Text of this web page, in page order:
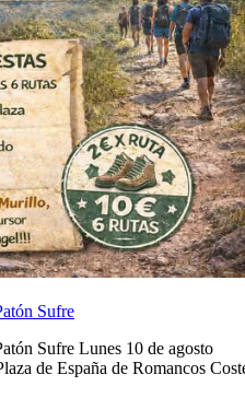
Sufre
Sufre Lunes 10 de agosto
de España de Romancos